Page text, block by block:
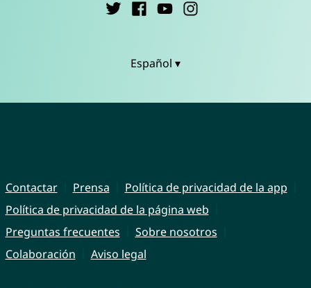
Español ▾
Contactar Prensa
Política de privacidad de la app
Política de privacidad de la página web
Preguntas frecuentes
Sobre nosotros
Colaboración
Aviso legal